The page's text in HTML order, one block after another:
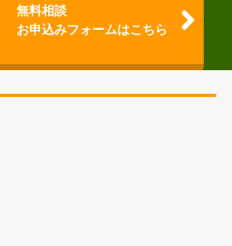
無料相談
お申込みフォームはこちら